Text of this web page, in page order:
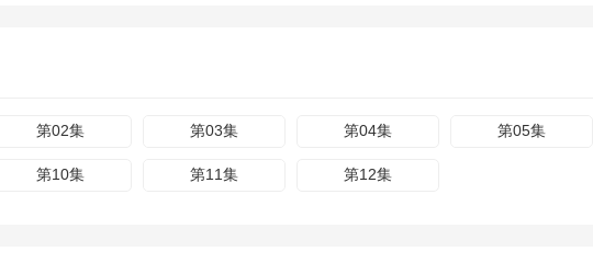
第02集 第03集 第04集 第05集
第10集 第11集 第12集